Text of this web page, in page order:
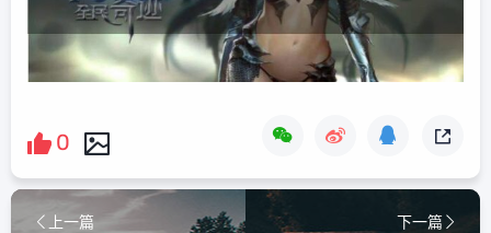
0
上一篇 下一篇